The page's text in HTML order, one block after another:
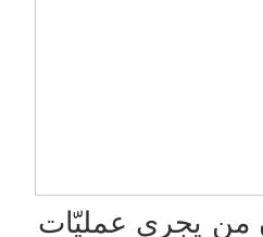
من يجري عمليّات